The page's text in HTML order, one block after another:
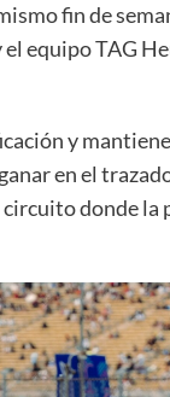
fin de
equipo TAG
y
en el
donde